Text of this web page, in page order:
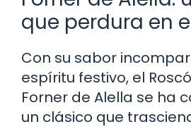
que perdura en
Con su sabor
espíritu festivo, el
Forner de Alella se ha
un clásico que